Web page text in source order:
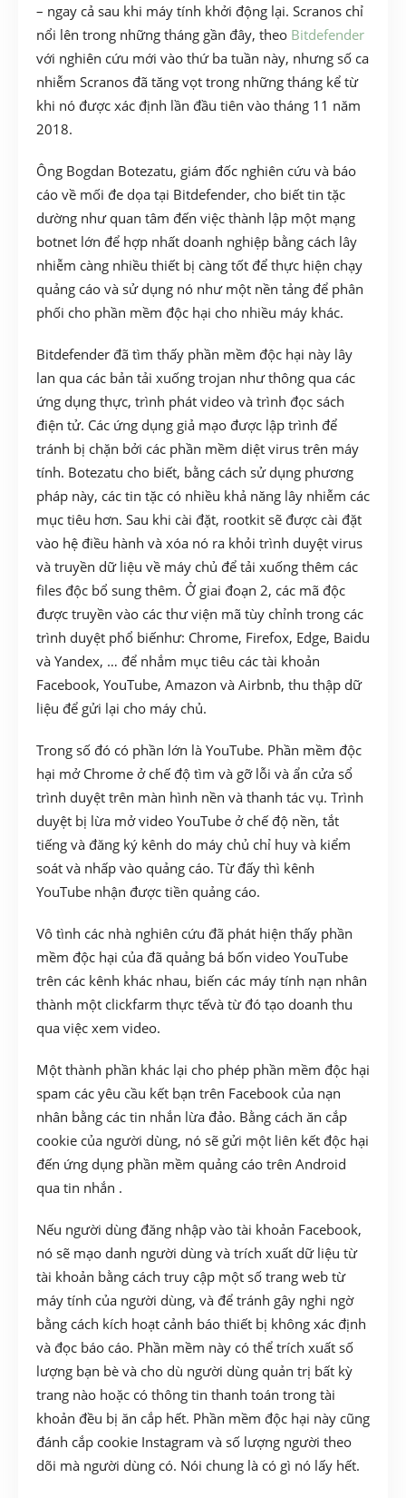
– ngay cả sau khi máy tính khởi động lại. Scranos chỉ
nổi lên trong những tháng gần đây, theo Bitdefender
với nghiên cứu mới vào thứ ba tuần này, nhưng số ca
nhiễm Scranos đã tăng vọt trong những tháng kể từ
khi nó được xác định lần đầu tiên vào tháng 11 năm
2018.
Ông Bogdan Botezatu, giám đốc nghiên cứu và báo
cáo về mối đe dọa tại Bitdefender, cho biết tin tặc
dường như quan tâm đến việc thành lập một mạng
botnet lớn để hợp nhất doanh nghiệp bằng cách lây
nhiễm càng nhiều thiết bị càng tốt để thực hiện chạy
quảng cáo và sử dụng nó như một nền tảng để phân
phối cho phần mềm độc hại cho nhiều máy khác.
Bitdefender đã tìm thấy phần mềm độc hại này lây
lan qua các bản tải xuống trojan như thông qua các
ứng dụng thực, trình phát video và trình đọc sách
điện tử. Các ứng dụng giả mạo được lập trình để
tránh bị chặn bởi các phần mềm diệt virus trên máy
tính. Botezatu cho biết, bằng cách sử dụng phương
pháp này, các tin tặc có nhiều khả năng lây nhiễm các
mục tiêu hơn. Sau khi cài đặt, rootkit sẽ được cài đặt
vào hệ điều hành và xóa nó ra khỏi trình duyệt virus
và truyền dữ liệu về máy chủ để tải xuống thêm các
files độc bổ sung thêm. Ở giai đoạn 2, các mã độc
được truyền vào các thư viện mã tùy chỉnh trong các
trình duyệt phổ biếnhư: Chrome, Firefox, Edge, Baidu
và Yandex, … để nhắm mục tiêu các tài khoản
Facebook, YouTube, Amazon và Airbnb, thu thập dữ
liệu để gửi lại cho máy chủ.
Trong số đó có phần lớn là YouTube. Phần mềm độc
hại mở Chrome ở chế độ tìm và gỡ lỗi và ẩn cửa sổ
trình duyệt trên màn hình nền và thanh tác vụ. Trình
duyệt bị lừa mở video YouTube ở chế độ nền, tắt
tiếng và đăng ký kênh do máy chủ chỉ huy và kiểm
soát và nhấp vào quảng cáo. Từ đấy thì kênh
YouTube nhận được tiền quảng cáo.
Vô tình các nhà nghiên cứu đã phát hiện thấy phần
mềm độc hại của đã quảng bá bốn video YouTube
trên các kênh khác nhau, biến các máy tính nạn nhân
thành một clickfarm thực tếvà từ đó tạo doanh thu
qua việc xem video.
Một thành phần khác lại cho phép phần mềm độc hại
spam các yêu cầu kết bạn trên Facebook của nạn
nhân bằng các tin nhắn lừa đảo. Bằng cách ăn cắp
cookie của người dùng, nó sẽ gửi một liên kết độc hại
đến ứng dụng phần mềm quảng cáo trên Android
qua tin nhắn .
Nếu người dùng đăng nhập vào tài khoản Facebook,
nó sẽ mạo danh người dùng và trích xuất dữ liệu từ
tài khoản bằng cách truy cập một số trang web từ
máy tính của người dùng, và để tránh gây nghi ngờ
bằng cách kích hoạt cảnh báo thiết bị không xác định
và đọc báo cáo. Phần mềm này có thể trích xuất số
lượng bạn bè và cho dù người dùng quản trị bất kỳ
trang nào hoặc có thông tin thanh toán trong tài
khoản đều bị ăn cắp hết. Phần mềm độc hại này cũng
đánh cắp cookie Instagram và số lượng người theo
dõi mà người dùng có. Nói chung là có gì nó lấy hết.